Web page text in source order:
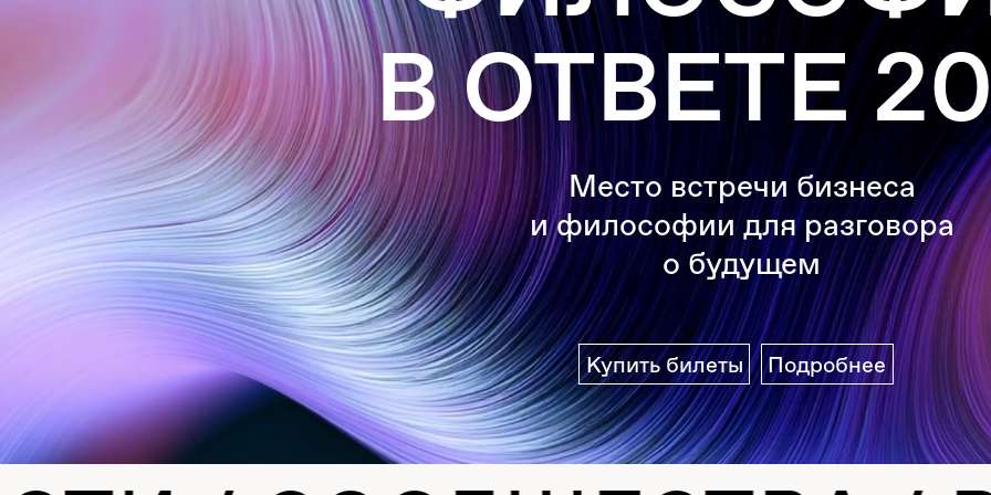
Купить билеты Подробнее
В ОТВЕТЕ 2026
Место встречи бизнеса
и философии для разговора
о будущем